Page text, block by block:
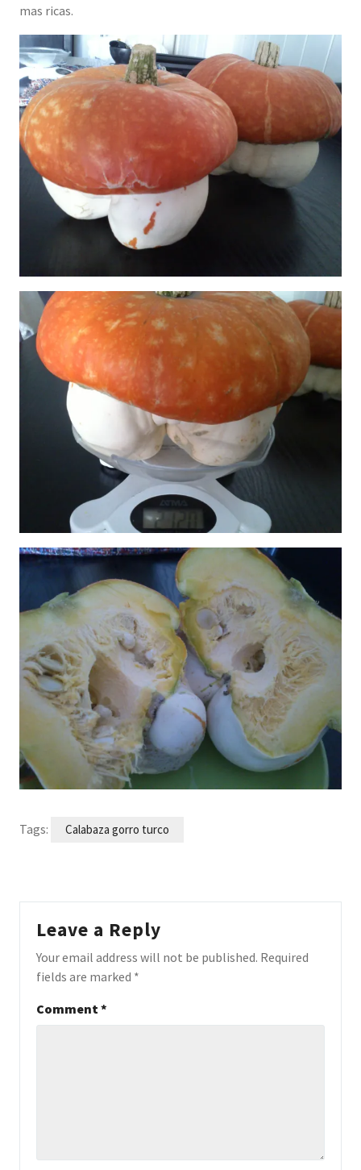
mas ricas.
Tags: Calabaza gorro turco
Leave a Reply
Your email address will not be published. Required
fields are marked *
Comment*